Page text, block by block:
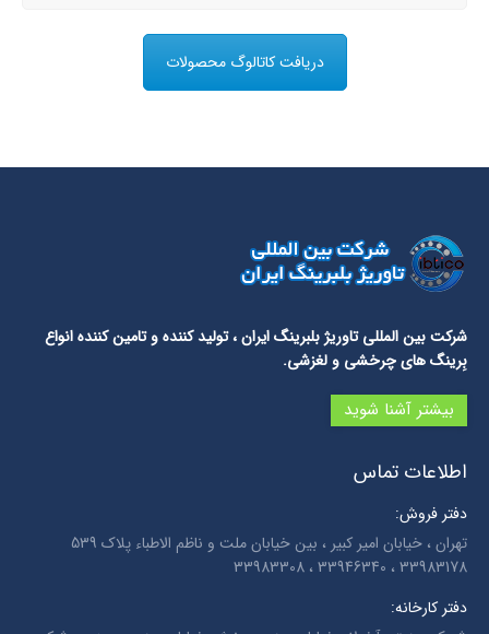
دریافت کاتالوگ محصولات
شرکت بین المللی تاوریژ بلبرینگ ایران، تولید کننده و تامین کننده انواع
بِرینگ های چرخشی و لغزشی.
بیشتر آشنا شوید
اطلاعات تماس
دفتر فروش:
تهران ، خیابان امیر کبیر ، بین خیابان ملت و ناظم الاطباء پلاک 539
33983178 ، 33946340 ، 33983308
دفتر کارخانه: